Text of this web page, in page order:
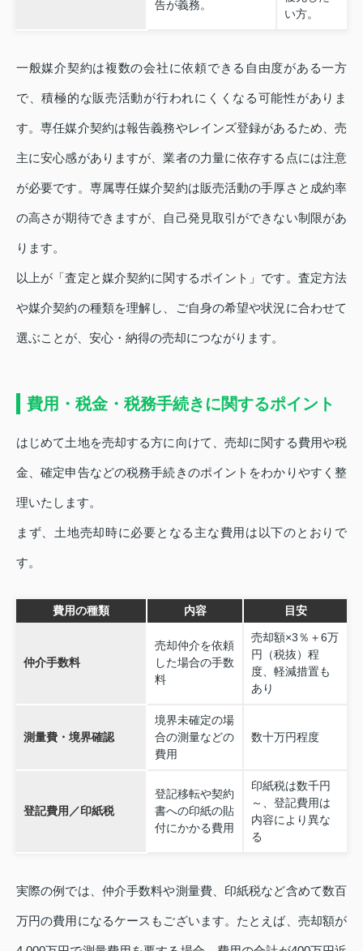
告が義務。
い方。
一般媒介契約は複数の会社に依頼できる自由度がある一方
で、積極的な販売活動が行われにくくなる可能性がありま
す。専任媒介契約は報告義務やレインズ登録があるため、売
主に安心感がありますが、業者の力量に依存する点には注意
が必要です。専属専任媒介契約は販売活動の手厚さと成約率
の高さが期待できますが、自己発見取引ができない制限があ
ります。
以上が「査定と媒介契約に関するポイント」です。査定方法
や媒介契約の種類を理解し、ご自身の希望や状況に合わせて
選ぶことが、安心・納得の売却につながります。
費用・税金・税務手続きに関するポイント
はじめて土地を売却する方に向けて、売却に関する費用や税
金、確定申告などの税務手続きのポイントをわかりやすく整
理いたします。
まず、土地売却時に必要となる主な費用は以下のとおりで
す。
費用の種類 内容 目安
仲介手数料
売却仲介を依頼
した場合の手数
料
売却額×3％＋6万
円（税抜）程
度、軽減措置も
あり
測量費・境界確認
境界未確定の場
合の測量などの
費用
数十万円程度
登記費用／印紙税
登記移転や契約
書への印紙の貼
付にかかる費用
印紙税は数千円
～、登記費用は
内容により異な
る
実際の例では、仲介手数料や測量費、印紙税など含めて数百
万円の費用になるケースもございます。たとえば、売却額が